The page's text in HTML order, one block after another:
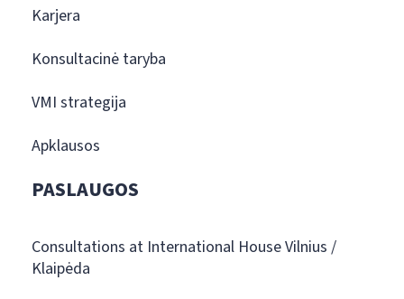
Karjera
Konsultacinė taryba
VMI strategija
Apklausos
PASLAUGOS
Consultations at International House Vilnius /
Klaipėda